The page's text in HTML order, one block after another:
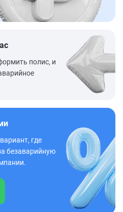
полис, и
где
безаварийную